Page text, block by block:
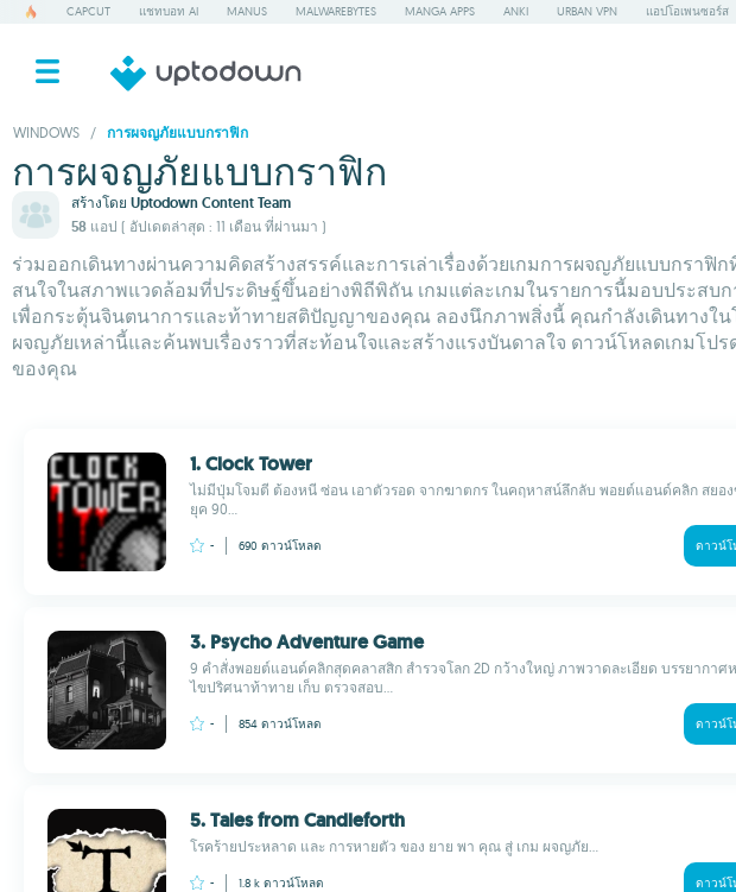
CAPCUT แชทบอท AI MANUS MALWAREBYTES MANGA APPS ANKI URBAN VPN แอปโอเพนซอร์ส
WINDOWS / การผจญภัยแบบกราฟิก
การผจญภัยแบบกราฟิก
สร้างโดย Uptodown Content Team
58 แอป ( อัปเดตล่าสุด : 11 เดือน ที่ผ่านมา )
ร่วมออกเดินทางผ่านความคิดสร้างสรรค์และการเล่าเรื่องด้วยเกมการผจญภัยแบบกร
สนใจในสภาพแวดล้อมที่ประดิษฐ์ขึ้นอย่างพิถีพิถัน เกมแต่ละเกมในรายการนี้มอบประส
เพื่อกระตุ้นจินตนาการและท้าทายสติปัญญาของคุณ ลองนึกภาพสิ่งนี้ คุณกำลังเดินทางใน
ผจญภัยเหล่านี้และค้นพบเรื่องราวที่สะท้อนใจและสร้างแรงบันดาลใจ ดาวน์โหลดเกม
ของคุณ
1. Clock Tower
ไม่มีปุ่มโจมตี ต้องหนี ซ่อน เอาตัวรอด จากฆาตกร ในคฤหาสน์ลึกลับ พอยต์แอนด์คลิก สยอ
ยุค 90...
- 690 ดาวน์โหลด ดาวน์โ
3. Psycho Adventure Game
9 คำสั่งพอยต์แอนด์คลิกสุดคลาสสิก สำรวจโลก 2D กว้างใหญ่ ภาพวาดละเอียด บรรยากาศ
ไขปริศนาท้าทาย เก็บ ตรวจสอบ...
- 854 ดาวน์โหลด ดาวน์โ
5. Tales from Candleforth
โรคร้ายประหลาด และ การหายตัว ของ ยาย พา คุณ สู่ เกม ผจญภัย...
- 1.8 k ดาวน์โหลด ดาวน์โ